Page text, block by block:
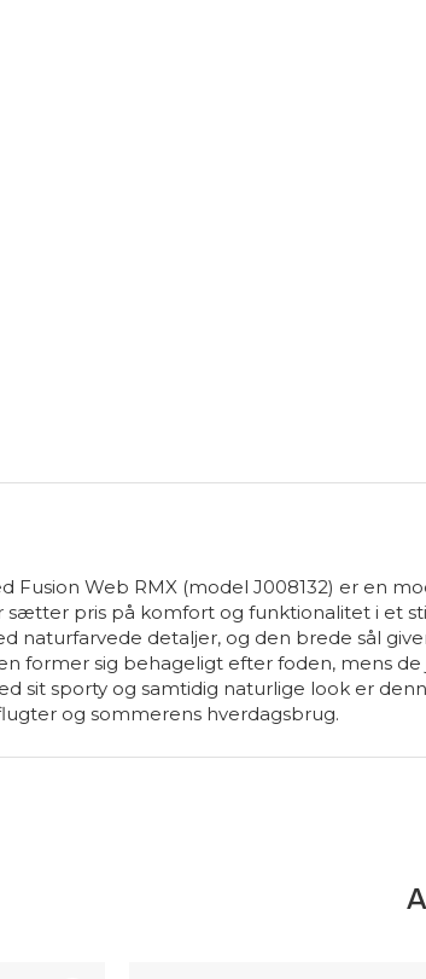
Fusion Web RMX (model J008132) er en
sætter pris på komfort og funktionalitet i et
naturfarvede detaljer, og den brede sål
former sig behageligt efter foden, mens
sit sporty og samtidig naturlige look er
og sommerens hverdagsbrug.